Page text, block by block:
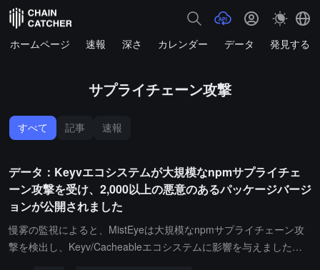
ホームページ 速報 深さ カレンダー データ 発見する
サプライチェーン攻撃
すべて 記事 速報
データ：Keyvエコシステムが大規模なnpmサプライチェ
ーン攻撃を受け、2,000以上の悪意のあるパッケージバージ
ョンが公開されました
慢雾の監視によると、MistEyeは大規模なnpmサプライチェーン攻
撃を検出し、Keyv/Cacheableエコシステムに影響を与えました。